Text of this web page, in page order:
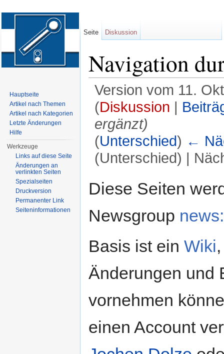
Navigation
Version vom 11.
(Diskussion |
ergänzt)
(Unterschied) ←
(Unterschied) |
Diese Seiten
Newsgroup
Basis ist ein Wiki
Änderungen und
vornehmen
einen Account
Seite Diskussion
Hauptseite
Artikel nach Themen
Artikel nach Kategorien
Letzte Änderungen
Hilfe
Werkzeuge
Links auf diese Seite
Änderungen an
verlinkten Seiten
Spezialseiten
Druckversion
Permanenter Link
Seiten­informationen